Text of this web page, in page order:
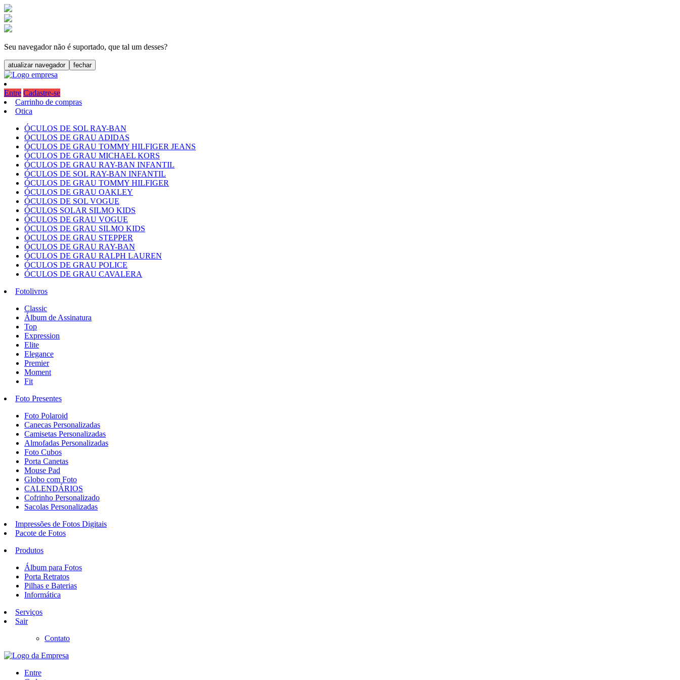
Seu navegador não é suportado, que tal um desses?
atualizar navegador fechar
Entre Cadastre-se
Carrinho de compras
Otica
ÓCULOS DE SOL RAY-BAN
ÓCULOS DE GRAU ADIDAS
ÓCULOS DE GRAU TOMMY HILFIGER JEANS
ÓCULOS DE GRAU MICHAEL KORS
ÓCULOS DE GRAU RAY-BAN INFANTIL
ÓCULOS DE SOL RAY-BAN INFANTIL
ÓCULOS DE GRAU TOMMY HILFIGER
ÓCULOS DE GRAU OAKLEY
ÓCULOS DE SOL VOGUE
ÓCULOS SOLAR SILMO KIDS
ÓCULOS DE GRAU VOGUE
ÓCULOS DE GRAU SILMO KIDS
ÓCULOS DE GRAU STEPPER
ÓCULOS DE GRAU RAY-BAN
ÓCULOS DE GRAU RALPH LAUREN
ÓCULOS DE GRAU POLICE
ÓCULOS DE GRAU CAVALERA
Fotolivros
Classic
Álbum de Assinatura
Top
Expression
Elite
Elegance
Premier
Moment
Fit
Foto Presentes
Foto Polaroid
Canecas Personalizadas
Camisetas Personalizadas
Almofadas Personalizadas
Foto Cubos
Porta Canetas
Mouse Pad
Globo com Foto
CALENDÁRIOS
Cofrinho Personalizado
Sacolas Personalizadas
Impressões de Fotos Digitais
Pacote de Fotos
Produtos
Álbum para Fotos
Porta Retratos
Pilhas e Baterias
Informática
Serviços
Sair
Contato
Entre